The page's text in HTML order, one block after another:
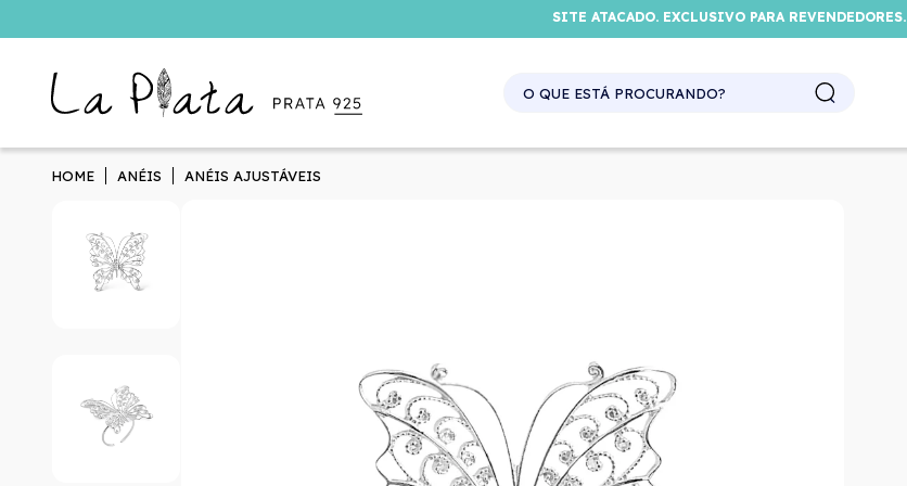
SITE ATACADO. EXCLUSIVO PARA REVENDEDORES.
HOME ANÉIS ANÉIS AJUSTÁVEIS